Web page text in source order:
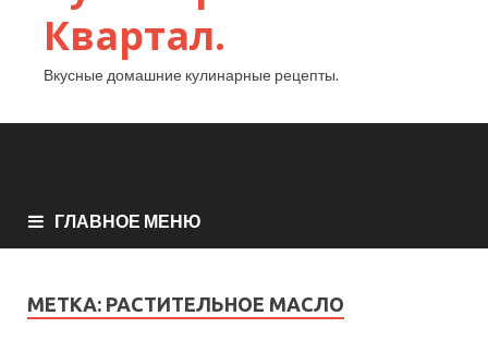
Квартал.
Вкусные домашние кулинарные рецепты.
ГЛАВНОЕ МЕНЮ
МЕТКА: РАСТИТЕЛЬНОЕ МАСЛО